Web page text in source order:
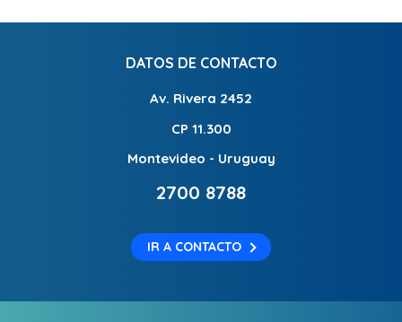
DATOS DE CONTACTO
Av. Rivera 2452
CP 11.300
Montevideo - Uruguay
2700 8788
IR A CONTACTO